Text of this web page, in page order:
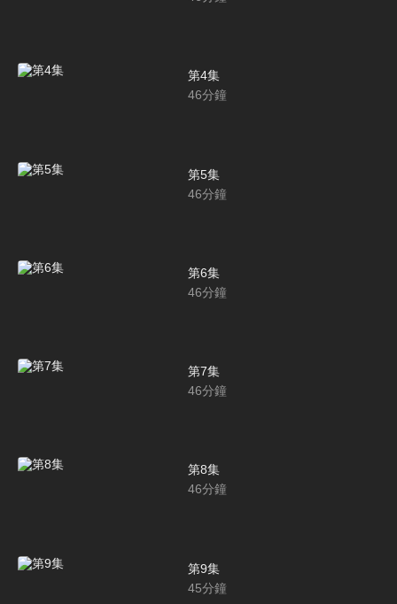
第4集
46分鐘
第5集
46分鐘
第6集
46分鐘
第7集
46分鐘
第8集
46分鐘
第9集
45分鐘